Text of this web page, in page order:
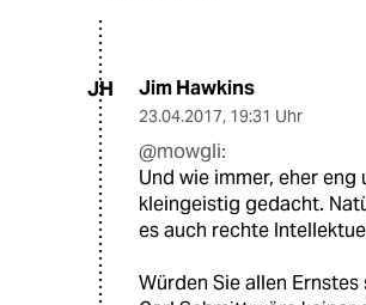
JH Jim Hawkins
23.04.2017, 19:31 Uhr
@mowgli:
Und wie immer, eher eng
kleingeistig gedacht.
es auch rechte
Würden Sie allen Ernstes